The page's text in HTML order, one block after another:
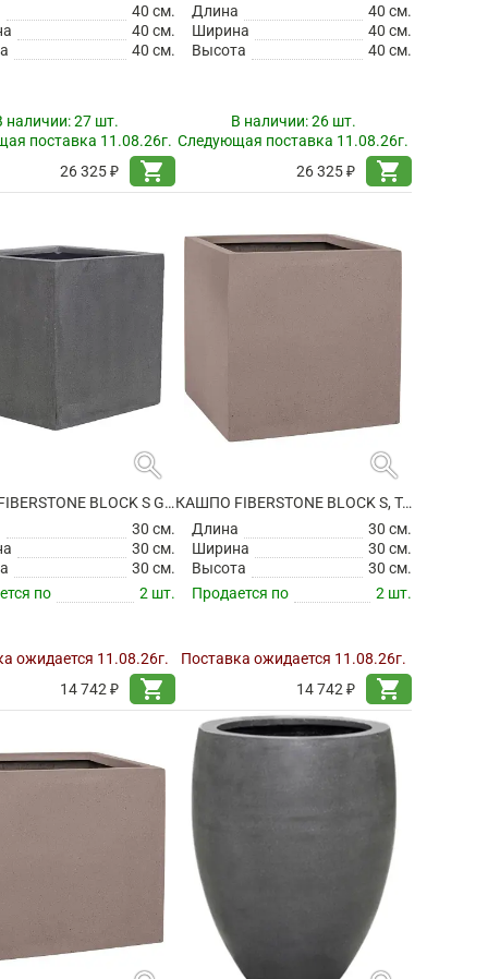
40 см.
40 см.
40 см.
наличии:27 шт.
поставка 11.08.26г.
26 325 ₽
shopping_cart
Длина
40 см.
Ширина
40 см.
Высота
40 см.
В наличии:26 шт.
Следующая поставка 11.08.26г.
26 325 ₽
shopping_cart
search
КАШПО FIBERSTONE BLOCK S GREY
30 см.
30 см.
30 см.
по
2 шт.
ожидается 11.08.26г.
14 742 ₽
shopping_cart
search
КАШПО FIBERSTONE BLOCK S, TAUPE
Длина
30 см.
Ширина
30 см.
Высота
30 см.
Продается по
2 шт.
Поставка ожидается 11.08.26г.
14 742 ₽
shopping_cart